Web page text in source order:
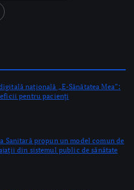
naţională „E-Sănătatea Mea”:
pentru pacienți